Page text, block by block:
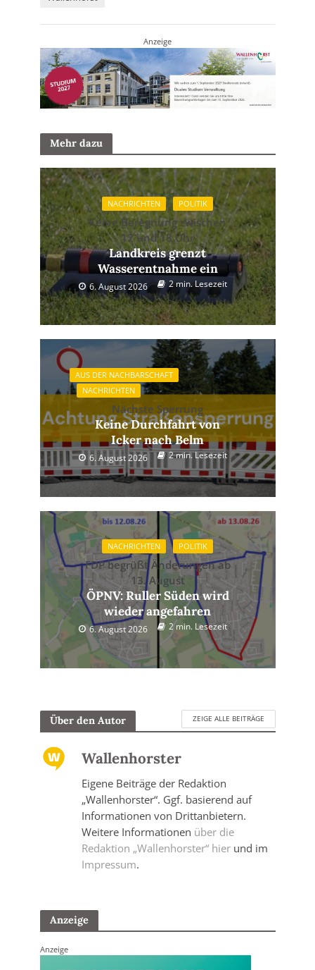
Anzeige
Mehr dazu
NACHRICHTEN POLITIK
Keine Beregnung zwischen
12 und 18 Uhr
Landkreis grenzt
Wasserentnahme ein
6. August 2026 2 min. Lesezeit
AUS DER NACHBARSCHAFT
NACHRICHTEN
Nächste Sperrung
Keine Durchfahrt von
Icker nach Belm
6. August 2026 2 min. Lesezeit
NACHRICHTEN POLITIK
FDP begrüßt Änderungen ab
13. August
ÖPNV: Ruller Süden wird
wieder angefahren
6. August 2026 2 min. Lesezeit
Über den Autor ZEIGE ALLE BEITRÄGE
Wallenhorster
Eigene Beiträge der Redaktion
„Wallenhorster“. Ggf. basierend auf
Informationen von Drittanbietern.
Weitere Informationen über die
Redaktion „Wallenhorster“ hierund im
Impressum.
Anzeige
Anzeige